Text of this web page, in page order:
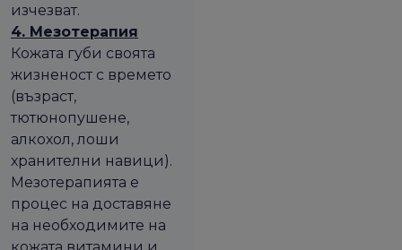
изчезват.
4. Мезотерапия
Кожата губи своята
жизненост с времето
(възраст,
тютюнопушене,
алкохол, лоши
хранителни навици).
Мезотерапията е
процес на доставяне
на необходимите на